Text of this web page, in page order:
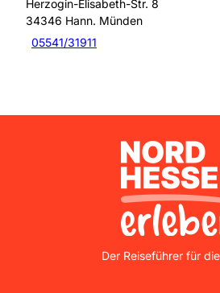
Herzogin-Elisabeth-Str. 8
34346 Hann. Münden
05541/31911
Nordhessen Erleben
Der Reiseführer für